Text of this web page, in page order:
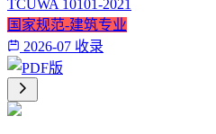
TCUWA 10101-2021
国家规范-建筑专业
2026-07 收录